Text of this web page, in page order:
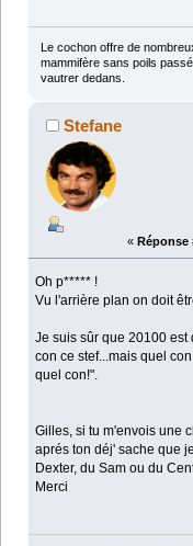
Le cochon offre de
mammifère sans poils
vautrer dedans.
Stefane
« Réponse
Oh p***** !
Vu l'arrière plan on doit
Je suis sûr que 20100
con ce stef...mais quel
quel con!".
Gilles, si tu m'envois une
aprés ton déj' sache que
Dexter, du Sam ou du
Merci